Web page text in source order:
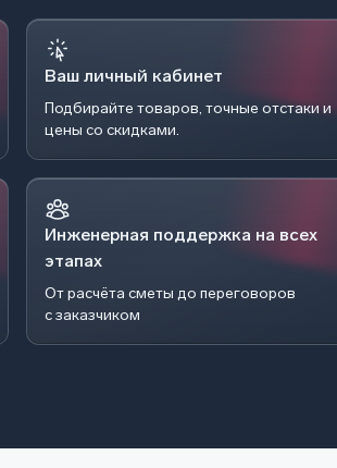
Ваш личный кабинет
Подбирайте товаров, точные отстаки и
цены со скидками.
Инженерная поддержка на всех
этапах
От расчёта сметы до переговоров
с заказчиком